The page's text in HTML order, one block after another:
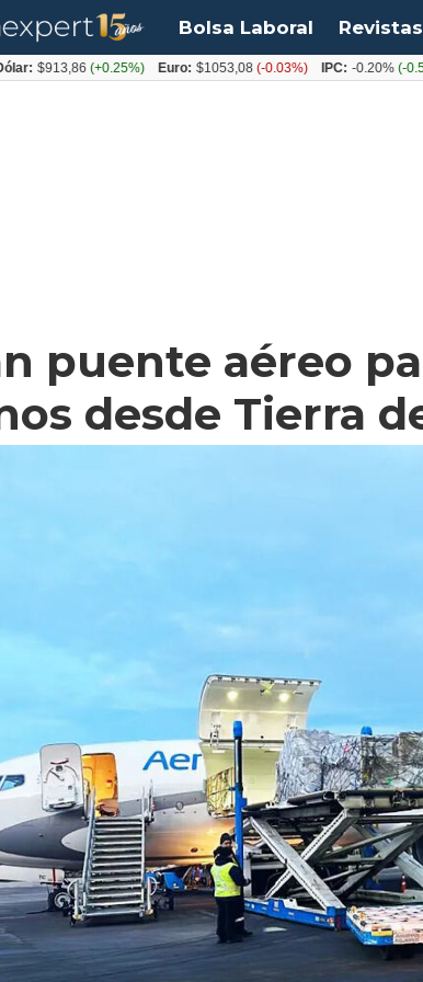
Bolsa Laboral Revistas
puente aéreo
desde Tierra
(+0.25%) Euro: $1053,08(-0.03%) IPC: -0.20%(-0.50 pts)